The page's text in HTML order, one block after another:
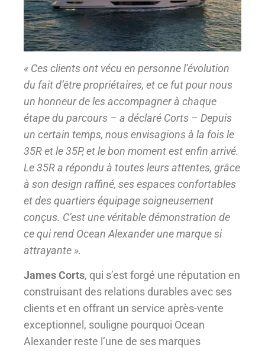
« Ces clients ont vécu en personne l’évolution
du fait d’être propriétaires, et ce fut pour nous
un honneur de les accompagner à chaque
étape du parcours – a déclaré Corts – Depuis
un certain temps, nous envisagions à la fois le
35R et le 35P, et le bon moment est enfin arrivé.
Le 35R a répondu à toutes leurs attentes, grâce
à son design raffiné, ses espaces confortables
et des quartiers équipage soigneusement
conçus. C’est une véritable démonstration de
ce qui rend Ocean Alexander une marque si
attrayante ».
James Corts, qui s’est forgé une réputation en
construisant des relations durables avec ses
clients et en offrant un service après-vente
exceptionnel, souligne pourquoi Ocean
Alexander reste l’une de ses marques